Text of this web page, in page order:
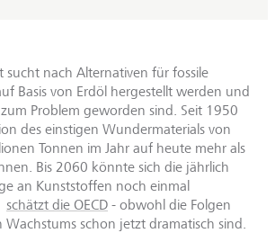
sucht nach Alternativen für fossile
Basis von Erdöl hergestellt werden und
Problem geworden sind. Seit 1950
des einstigen Wundermaterials von
Tonnen im Jahr auf heute mehr als
Bis 2060 könnte sich die jährlich
an Kunststoffen noch einmal
schätzt die OECD - obwohl die Folgen
Wachstums schon jetzt dramatisch sind.